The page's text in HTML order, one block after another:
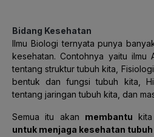
Bidang Kesehatan
Ilmu Biologi ternyata punya
kesehatan. Contohnya yaitu ilmu
tentang struktur tubuh kita,
bentuk dan fungsi tubuh kita,
tentang jaringan tubuh kita, dan
Semua itu akan membantu
untuk menjaga kesehatan tubuh